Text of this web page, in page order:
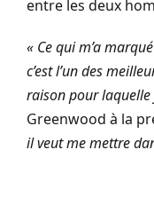
entre les deux
« Ce qui m’a
c’est l’un des
raison pour laquelle
Greenwood à la
il veut me mettre